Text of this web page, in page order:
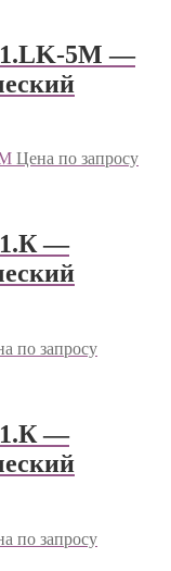
5M —
Цена по запросу
—
по запросу
—
по запросу